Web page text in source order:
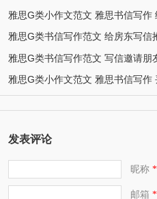
雅思G类小作文范文 雅思书信写作
雅思G类书信写作范文 给房东写信
雅思G类书信写作范文 写信邀请朋
雅思G类小作文范文 雅思书信写作
发表评论
昵称*
邮箱 *